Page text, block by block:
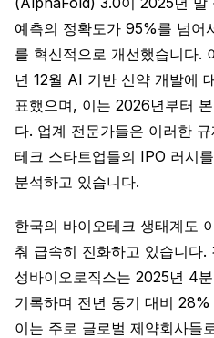
예측의 정확도가 95%를 넘어
를 혁신적으로 개선했습니다.
년 12월 AI 기반 신약 개발에
표했으며, 이는 2026년부터
다. 업계 전문가들은 이러한
테크 스타트업들의 IPO 러시
분석하고 있습니다.
한국의 바이오테크 생태계도
춰 급속히 진화하고 있습니다
성바이오로직스는 2025년 4
기록하며 전년 동기 대비
이는 주로 글로벌 제약회사들